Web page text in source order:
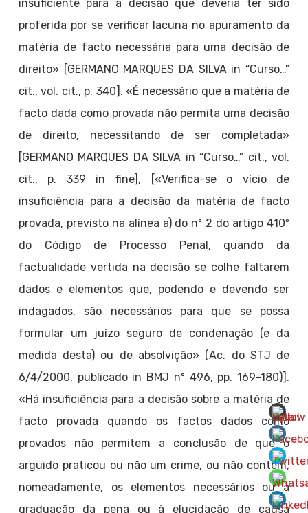
insuficiente para a decisão que deveria ter sido
proferida por se verificar lacuna no apuramento da
matéria de facto necessária para uma decisão de
direito» [GERMANO MARQUES DA SILVA in “Curso…”
cit., vol. cit., p. 340]. «É necessário que a matéria de
facto dada como provada não permita uma decisão
de direito, necessitando de ser completada»
[GERMANO MARQUES DA SILVA in “Curso…” cit., vol.
cit., p. 339 in fine], [«Verifica-se o vício de
insuficiência para a decisão da matéria de facto
provada, previsto na alínea a) do nº 2 do artigo 410º
do Código de Processo Penal, quando da
factualidade vertida na decisão se colhe faltarem
dados e elementos que, podendo e devendo ser
indagados, são necessários para que se possa
formular um juízo seguro de condenação (e da
medida desta) ou de absolvição» (Ac. do STJ de
6/4/2000, publicado in BMJ nº 496, pp. 169-180)].
«Há insuficiência para a decisão sobre a matéria de
facto provada quando os factos dados como
provados não permitem a conclusão de que o
arguido praticou ou não um crime, ou não contém,
nomeadamente, os elementos necessários ou à
graduação da pena ou à elucidação de causa